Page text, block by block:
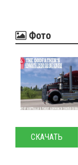
Фото
СКАЧАТЬ